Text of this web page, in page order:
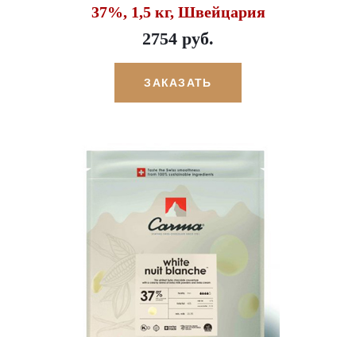
37%, 1,5 кг, Швейцария
2754 руб.
ЗАКАЗАТЬ